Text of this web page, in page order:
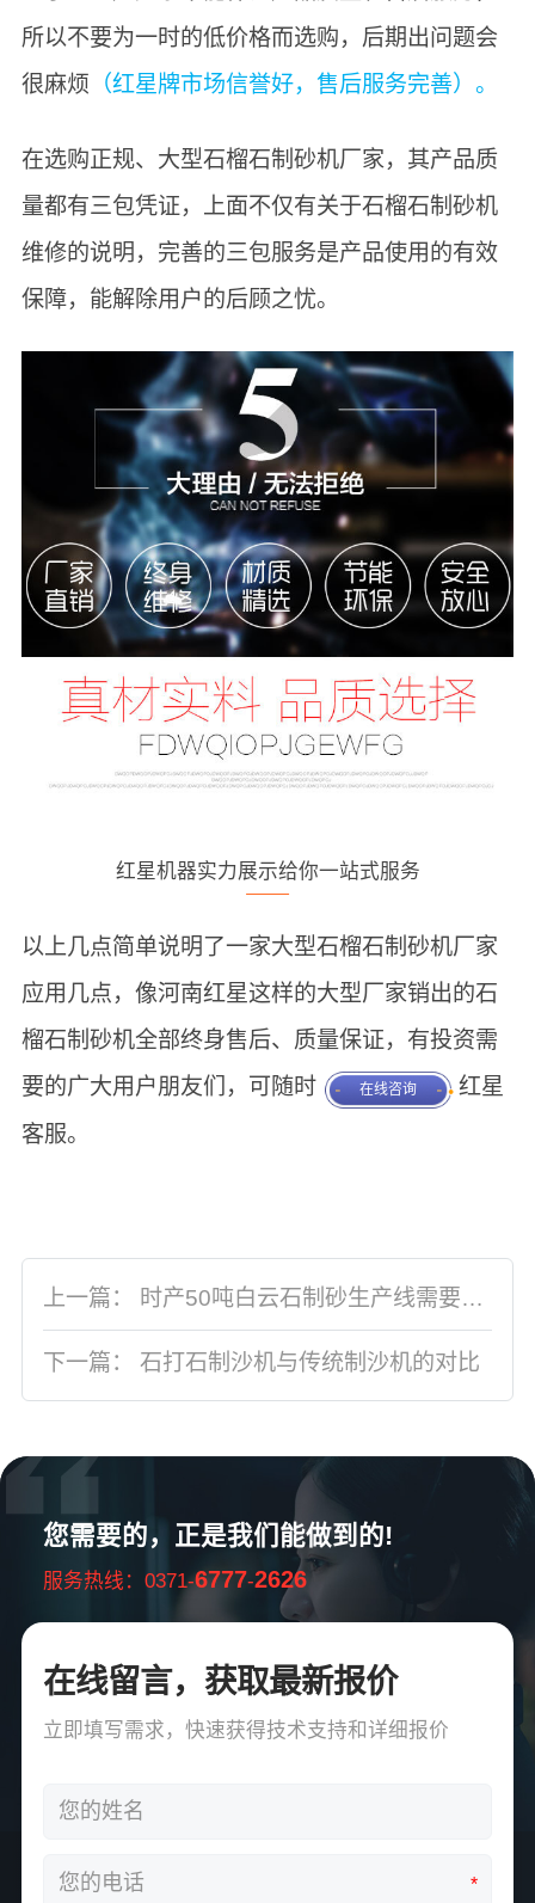
所以不要为一时的低价格而选购，后期出问题会
很麻烦 （红星牌市场信誉好，售后服务完善）。
在选购正规、大型石榴石制砂机厂家，其产品质
量都有三包凭证，上面不仅有关于石榴石制砂机
维修的说明，完善的三包服务是产品使用的有效
保障，能解除用户的后顾之忧。
红星机器实力展示给你一站式服务
以上几点简单说明了一家大型石榴石制砂机厂家
应用几点，像河南红星这样的大型厂家销出的石
榴石制砂机全部终身售后、质量保证，有投资需
要的广大用户朋友们，可随时
在线咨询
红星
客服。
上一篇： 时产50吨白云石制砂生产线需要哪些设备
下一篇： 石打石制沙机与传统制沙机的对比
您需要的，正是我们能做到的!
服务热线：0371-6777-2626
在线留言，获取最新报价
立即填写需求，快速获得技术支持和详细报价
*